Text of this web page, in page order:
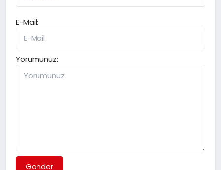
E-Mail:
Yorumunuz:
Gönder